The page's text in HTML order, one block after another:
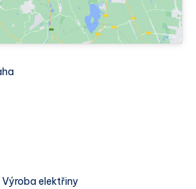
Výroba elektřiny